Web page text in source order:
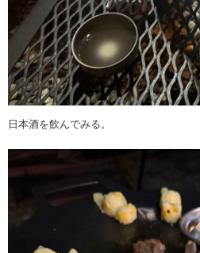
日本酒を飲んでみる。